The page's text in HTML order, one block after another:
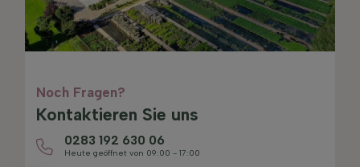
Noch Fragen?
Kontaktieren Sie uns
0283 192 630 06
Heute geöffnet von 09:00 - 17:00